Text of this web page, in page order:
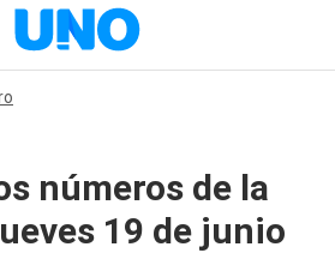
números de la
19 de junio